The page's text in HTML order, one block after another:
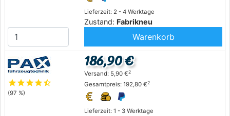
Lieferzeit: 2 - 4 Werktage
Zustand: Fabrikneu
Warenkorb
starstarstarstarstar_half
(97 %)
Lieferzeit: 1 - 3 Werktage
186,90 €
Versand: 5,90 €2
Gesamtpreis: 192,80 €2